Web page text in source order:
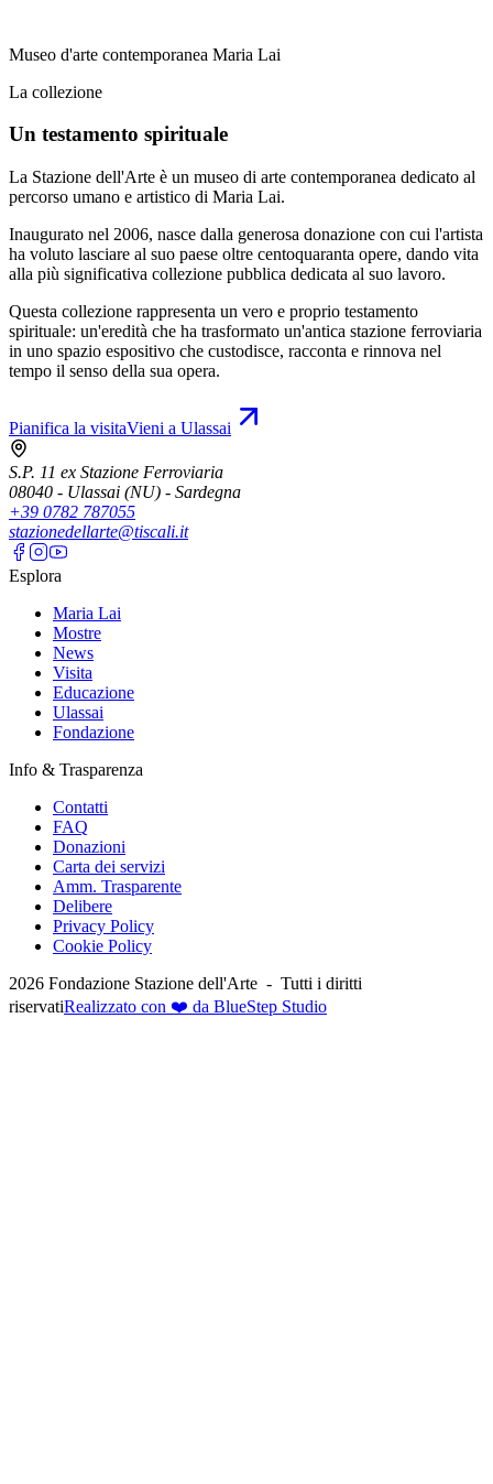
Museo d'arte contemporanea Maria Lai
La collezione
Un testamento spirituale
La Stazione dell'Arte è un museo di arte contemporanea dedicato al
percorso umano e artistico di Maria Lai.
Inaugurato nel 2006, nasce dalla generosa donazione con cui l'artista
ha voluto lasciare al suo paese oltre centoquaranta opere, dando vita
alla più significativa collezione pubblica dedicata al suo lavoro.
Questa collezione rappresenta un vero e proprio testamento
spirituale: un'eredità che ha trasformato un'antica stazione ferroviaria
in uno spazio espositivo che custodisce, racconta e rinnova nel
tempo il senso della sua opera.
Pianifica la visitaVieni a Ulassai
S.P. 11 ex Stazione Ferroviaria
08040 - Ulassai (NU) - Sardegna
+39 0782 787055
stazionedellarte@tiscali.it
Esplora
Maria Lai
Mostre
News
Visita
Educazione
Ulassai
Fondazione
Info & Trasparenza
Contatti
FAQ
Donazioni
Carta dei servizi
Amm. Trasparente
Delibere
Privacy Policy
Cookie Policy
2026 Fondazione Stazione dell'Arte - Tutti i diritti
riservatiRealizzato con ❤️ da BlueStep Studio